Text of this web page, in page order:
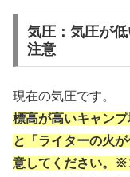
気圧：気圧が
注意
現在の気圧です。
標高が高いキャン
と「ライターの火
意してください。※